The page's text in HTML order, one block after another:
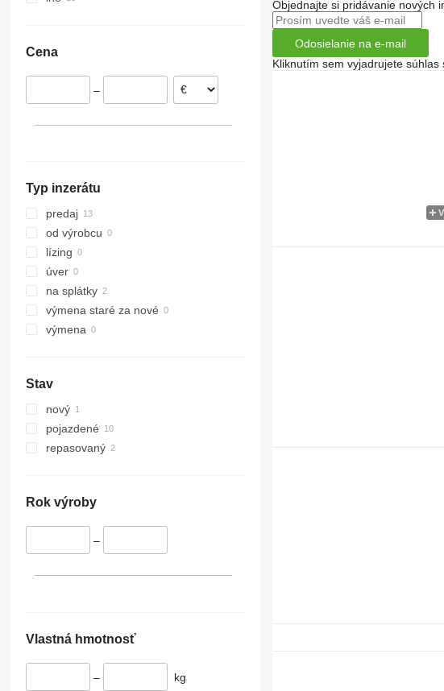
Cena
–
Typ inzerátu
predaj
od výrobcu
lízing
úver
na splátky
výmena staré za nové
výmena
Stav
nový
pojazdené
repasovaný
Rok výroby
–
Vlastná hmotnosť
– kg
Objednajte si pridávanie nových
Odosielanie na e-mail
Kliknutím sem vyjadrujete súhlas